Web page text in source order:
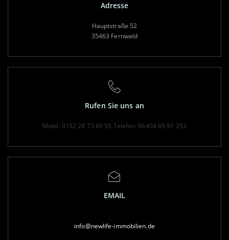
Adresse
Hauptstraße 52
35463 Fernwald
Rufen Sie uns an
Mobil: 0152 28 73 60 55 Telefon: 06404 65 91 253
EMAIL
info@newlife-immobilien.de